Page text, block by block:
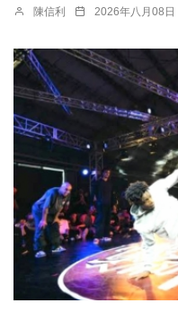
陳信利 2026年八月08日